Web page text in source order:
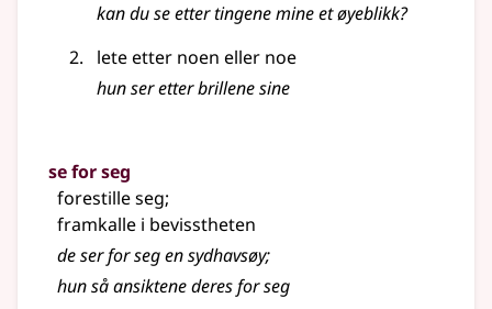
kan du se etter tingene mine et øyeblikk?
lete etter noen eller noe
hun ser etter brillene sine
se for seg
forestille seg;
framkalle i bevisstheten
de ser for seg en sydhavsøy;
hun så ansiktene deres for seg